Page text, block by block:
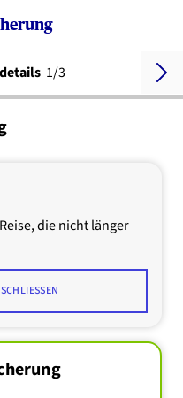
1/3
die nicht länger